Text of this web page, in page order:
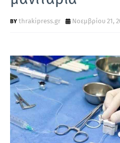
Τ
Α thrakipress.gr Νοεμβρίου 21,